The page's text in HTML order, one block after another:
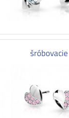
šróbovacie